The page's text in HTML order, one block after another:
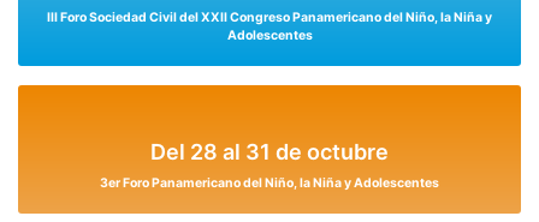
III Foro Sociedad Civil del XXII Congreso Panamericano del Niño, la Niña y
Adolescentes
Del 28 al 31 de octubre
3er Foro Panamericano del Niño, la Niña y Adolescentes